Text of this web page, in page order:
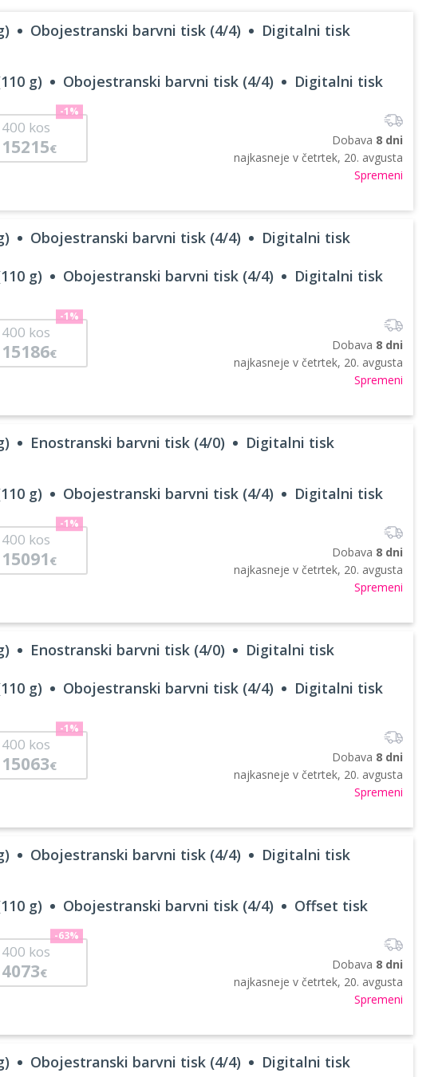
Obojestranski barvni tisk (4/4) Digitalni tisk
g) Obojestranski barvni tisk (4/4) Digitalni tisk
400 kos
15215€
-1%
Dobava 8 dni
najkasneje v četrtek, 20. avgusta
Spremeni
Obojestranski barvni tisk (4/4) Digitalni tisk
g) Obojestranski barvni tisk (4/4) Digitalni tisk
400 kos
15186€
-1%
Dobava 8 dni
najkasneje v četrtek, 20. avgusta
Spremeni
Enostranski barvni tisk (4/0) Digitalni tisk
g) Obojestranski barvni tisk (4/4) Digitalni tisk
400 kos
15091 €
-1%
Dobava 8 dni
najkasneje v četrtek, 20. avgusta
Spremeni
Enostranski barvni tisk (4/0) Digitalni tisk
g) Obojestranski barvni tisk (4/4) Digitalni tisk
400 kos
15063€
-1%
Dobava 8 dni
najkasneje v četrtek, 20. avgusta
Spremeni
Obojestranski barvni tisk (4/4) Digitalni tisk
g) Obojestranski barvni tisk (4/4) Offset tisk
400 kos
4073€
-63%
Dobava 8 dni
najkasneje v četrtek, 20. avgusta
Spremeni
Obojestranski barvni tisk (4/4) Digitalni tisk